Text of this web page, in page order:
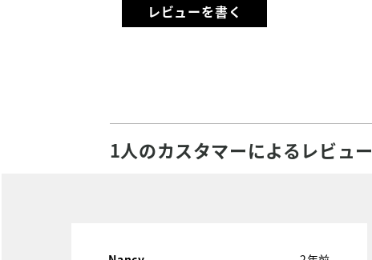
レビューを書く
1人のカスタマーによるレビュー